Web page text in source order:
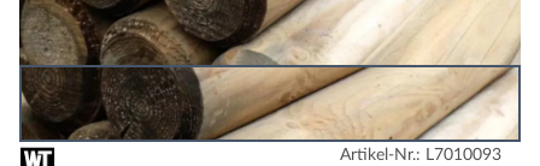
Artikel-Nr.: L7010093